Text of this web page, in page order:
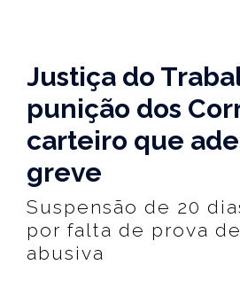
Justiça do
punição dos
carteiro que
greve
Suspensão de 20
por falta de prova
abusiva